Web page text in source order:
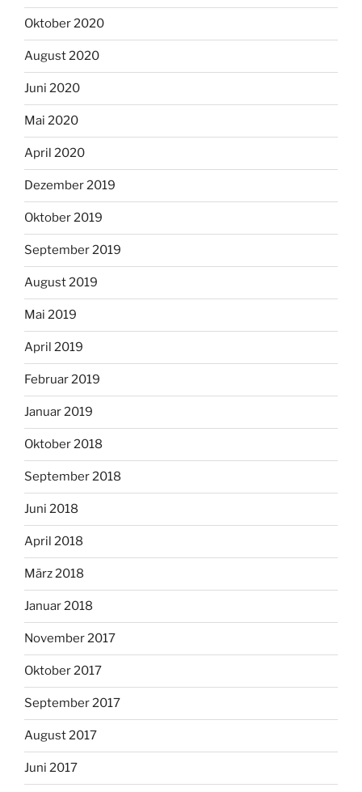
Oktober 2020
August 2020
Juni 2020
Mai 2020
April 2020
Dezember 2019
Oktober 2019
September 2019
August 2019
Mai 2019
April 2019
Februar 2019
Januar 2019
Oktober 2018
September 2018
Juni 2018
April 2018
März 2018
Januar 2018
November 2017
Oktober 2017
September 2017
August 2017
Juni 2017